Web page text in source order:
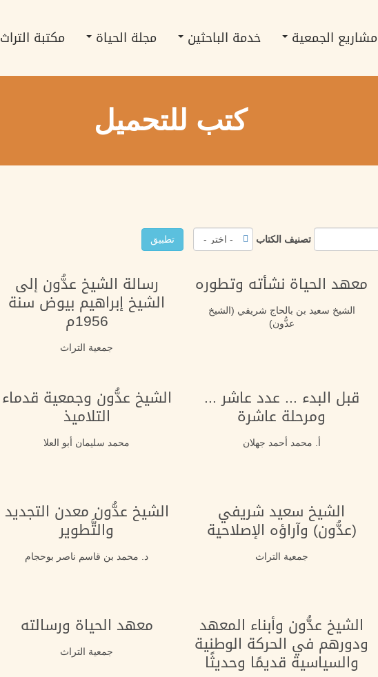
مشاريع الجمعية خدمة الباحثين مجلة الحياة مكتبة التراث
كتب للتحميل
تصنيف الكتاب تطبيق
معهد الحياة نشأته وتطوره
الشيخ سعيد بن بالحاج شريفي (الشيخ
عدُّون)
رسالة الشيخ عدُّون إلى
الشيخ إبراهيم بيوض سنة
1956م
جمعية التراث
قبل البدء ... عدد عاشر ...
ومرحلة عاشرة
أ. محمد أحمد جهلان
الشيخ عدُّون وجمعية قدماء
التلاميذ
محمد سليمان أبو العلا
الشيخ سعيد شريفي
(عدُّون) وآراؤه الإصلاحية
جمعية التراث
الشيخ عدُّون معدن التجديد
والتَّطوير
د. محمد بن قاسم ناصر بوحجام
الشيخ عدُّون وأبناء المعهد
ودورهم في الحركة الوطنية
والسياسية قديمًا وحديثًا
معهد الحياة ورسالته
جمعية التراث